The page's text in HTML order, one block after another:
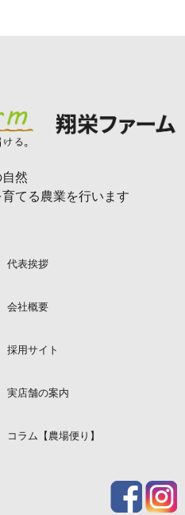
然
てる農業を行います
代表挨拶
会社概要
採用サイト
実店舗の案内
コラム【農場便り】